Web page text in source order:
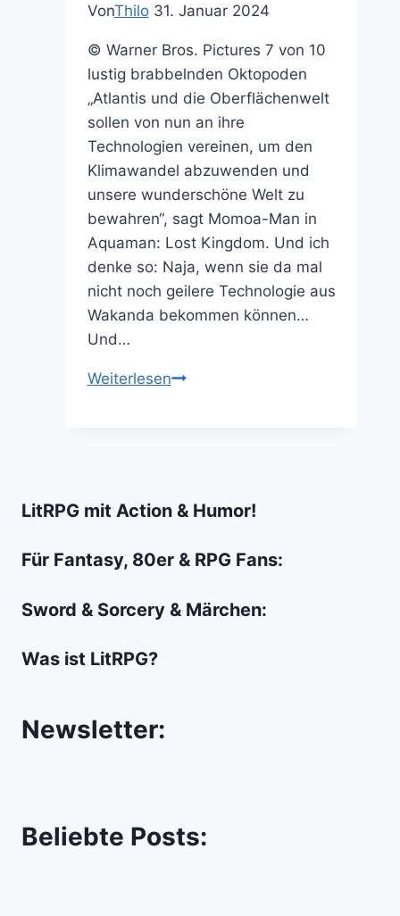
VonThilo 31. Januar 2024
© Warner Bros. Pictures 7 von 10
lustig brabbelnden Oktopoden
„Atlantis und die Oberflächenwelt
sollen von nun an ihre
Technologien vereinen, um den
Klimawandel abzuwenden und
unsere wunderschöne Welt zu
bewahren“, sagt Momoa-Man in
Aquaman: Lost Kingdom. Und ich
denke so: Naja, wenn sie da mal
nicht noch geilere Technologie aus
Wakanda bekommen können…
Und…
WeiterlesenAquaman
LitRPG mit Action & Humor!
Für Fantasy, 80er & RPG Fans:
Sword & Sorcery & Märchen:
Was ist LitRPG?
Newsletter:
Beliebte Posts: